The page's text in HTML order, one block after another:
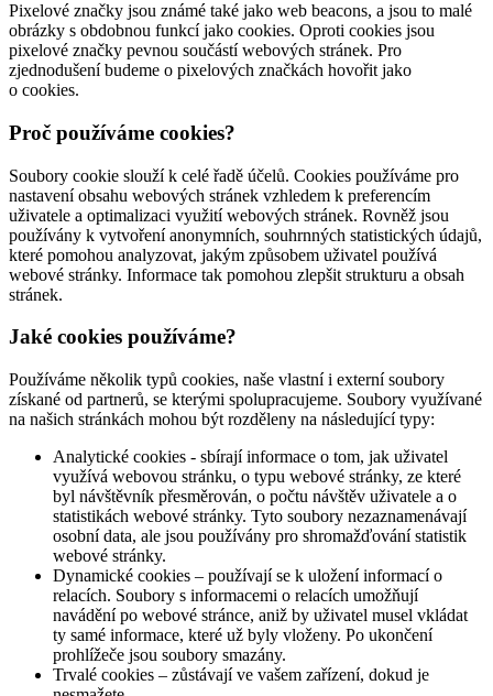
Pixelové značky jsou známé také jako web beacons, a jsou to malé
obrázky s obdobnou funkcí jako cookies. Oproti cookies jsou
pixelové značky pevnou součástí webových stránek. Pro
zjednodušení budeme o pixelových značkách hovořit jako
o cookies.
Proč používáme cookies?
Soubory cookie slouží k celé řadě účelů. Cookies používáme pro
nastavení obsahu webových stránek vzhledem k preferencím
uživatele a optimalizaci využití webových stránek. Rovněž jsou
používány k vytvoření anonymních, souhrnných statistických údajů,
které pomohou analyzovat, jakým způsobem uživatel používá
webové stránky. Informace tak pomohou zlepšit strukturu a obsah
stránek.
Jaké cookies používáme?
Používáme několik typů cookies, naše vlastní i externí soubory
získané od partnerů, se kterými spolupracujeme. Soubory využívané
na našich stránkách mohou být rozděleny na následující typy:
Analytické cookies - sbírají informace o tom, jak uživatel
využívá webovou stránku, o typu webové stránky, ze které
byl návštěvník přesměrován, o počtu návštěv uživatele a o
statistikách webové stránky. Tyto soubory nezaznamenávají
osobní data, ale jsou používány pro shromažďování statistik
webové stránky.
Dynamické cookies – používají se k uložení informací o
relacích. Soubory s informacemi o relacích umožňují
navádění po webové stránce, aniž by uživatel musel vkládat
ty samé informace, které už byly vloženy. Po ukončení
prohlížeče jsou soubory smazány.
Trvalé cookies – zůstávají ve vašem zařízení, dokud je